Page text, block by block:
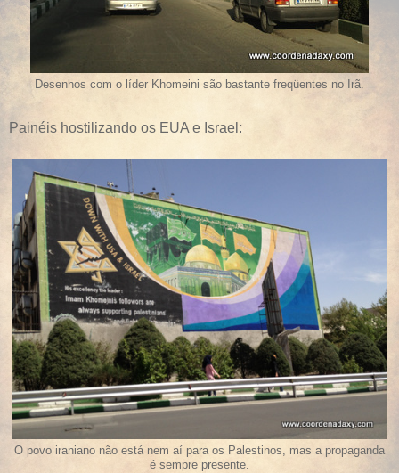
Desenhos com o líder Khomeini são bastante freqüentes no Irã.
Painéis hostilizando os EUA e Israel:
O povo iraniano não está nem aí para os Palestinos, mas a propaganda
é sempre presente.